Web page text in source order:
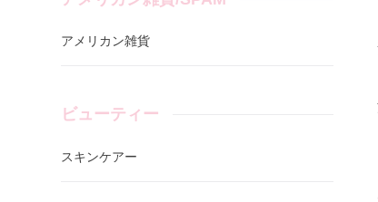
アメリカン雑貨
ビューティー
スキンケアー